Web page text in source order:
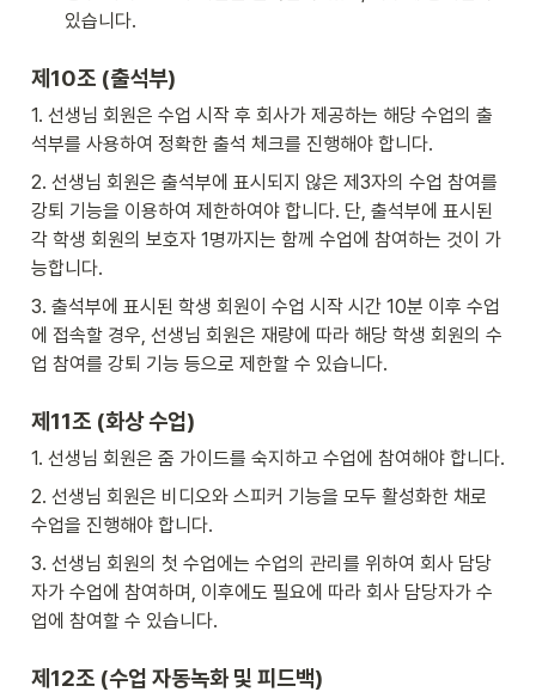
있습니다.
제10조 (출석부)
1. 선생님 회원은 수업 시작 후 회사가 제공하는 해당 수업의 출
석부를 사용하여 정확한 출석 체크를 진행해야 합니다.
2. 선생님 회원은 출석부에 표시되지 않은 제3자의 수업 참여를
강퇴 기능을 이용하여 제한하여야 합니다. 단, 출석부에 표시된
각 학생 회원의 보호자 1명까지는 함께 수업에 참여하는 것이 가
능합니다.
3. 출석부에 표시된 학생 회원이 수업 시작 시간 10분 이후 수업
에 접속할 경우, 선생님 회원은 재량에 따라 해당 학생 회원의 수
업 참여를 강퇴 기능 등으로 제한할 수 있습니다.
제11조 (화상 수업)
1. 선생님 회원은 줌 가이드를 숙지하고 수업에 참여해야 합니다.
2. 선생님 회원은 비디오와 스피커 기능을 모두 활성화한 채로
수업을 진행해야 합니다.
3. 선생님 회원의 첫 수업에는 수업의 관리를 위하여 회사 담당
자가 수업에 참여하며, 이후에도 필요에 따라 회사 담당자가 수
업에 참여할 수 있습니다.
제12조 (수업 자동녹화 및 피드백)